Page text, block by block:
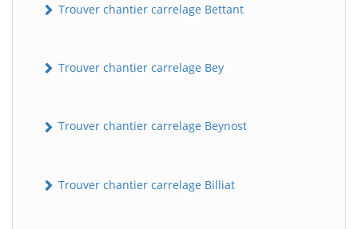
Trouver chantier carrelage Bettant
Trouver chantier carrelage Bey
Trouver chantier carrelage Beynost
Trouver chantier carrelage Billiat